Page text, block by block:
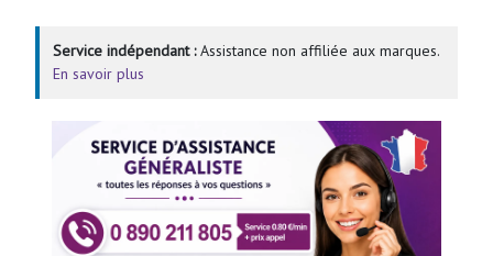
Service indépendant :Assistance non affiliée aux marques.
En savoir plus